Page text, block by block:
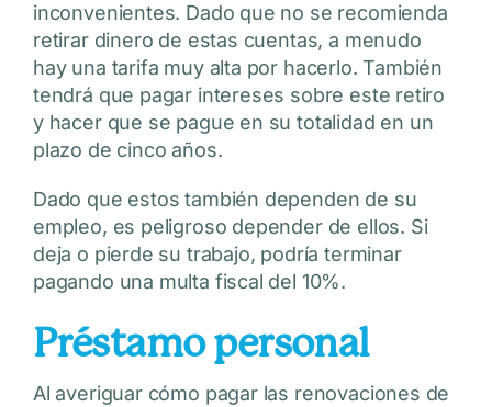
inconvenientes. Dado que no se recomienda
retirar dinero de estas cuentas, a menudo
hay una tarifa muy alta por hacerlo. También
tendrá que pagar intereses sobre este retiro
y hacer que se pague en su totalidad en un
plazo de cinco años.
Dado que estos también dependen de su
empleo, es peligroso depender de ellos. Si
deja o pierde su trabajo, podría terminar
pagando una multa fiscal del 10%.
Préstamo personal
Al averiguar cómo pagar las renovaciones de